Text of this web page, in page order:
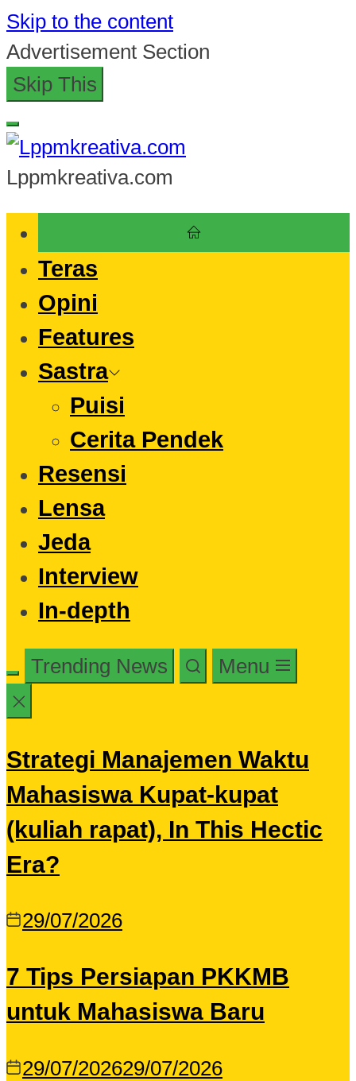
Skip to the content
Advertisement Section
Skip This
Lppmkreativa.com
Teras
Opini
Features
Sastra
Puisi
Cerita Pendek
Resensi
Lensa
Jeda
Interview
In-depth
Trending News Menu
Strategi Manajemen Waktu
Mahasiswa Kupat-kupat
(kuliah rapat), In This Hectic
Era?
29/07/2026
7 Tips Persiapan PKKMB
untuk Mahasiswa Baru
29/07/202629/07/2026